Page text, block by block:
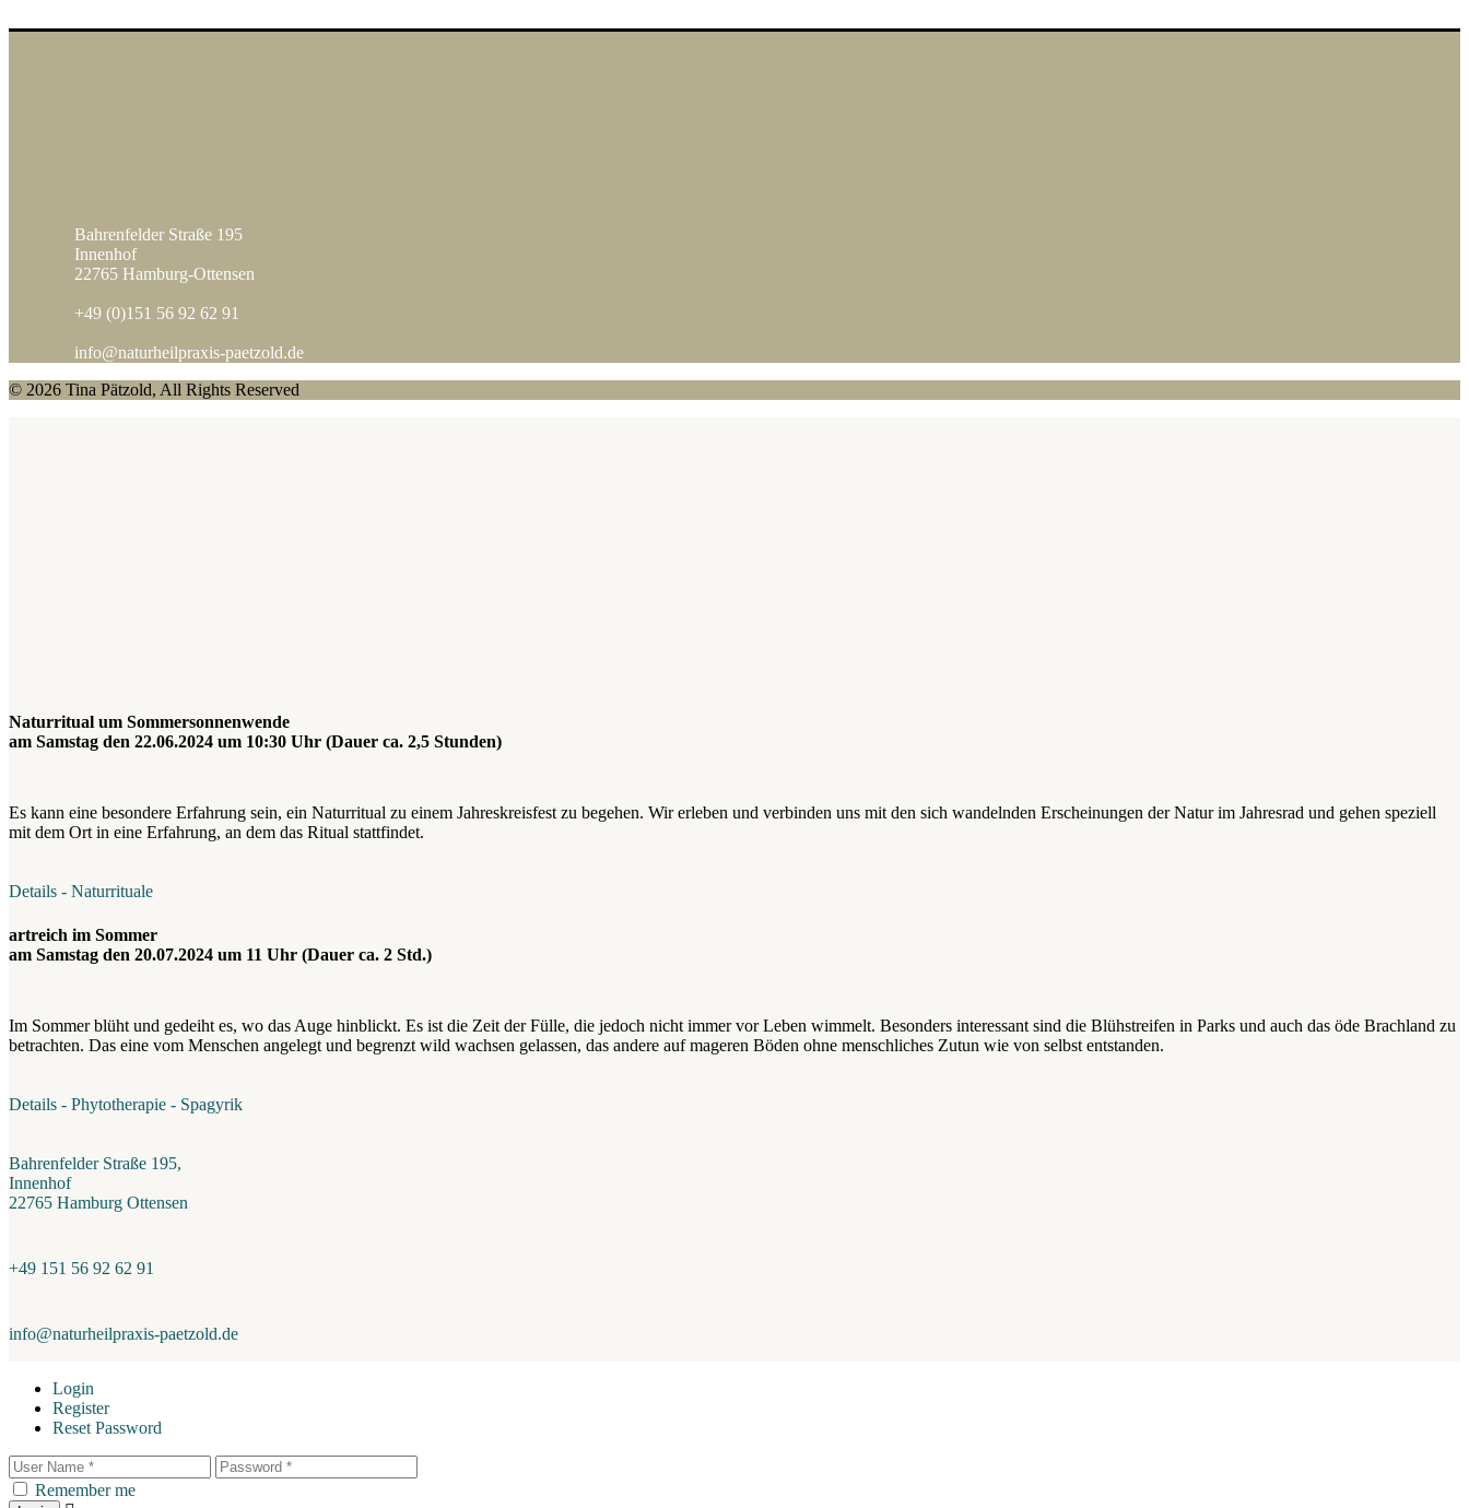
Bahrenfelder Straße 195
Innenhof
22765 Hamburg-Ottensen
+49 (0)151 56 92 62 91
info@naturheilpraxis-paetzold.de
© 2026 Tina Pätzold, All Rights Reserved
Naturritual um Sommersonnenwende
am Samstag den 22.06.2024 um 10:30 Uhr (Dauer ca. 2,5 Stunden)
Es kann eine besondere Erfahrung sein, ein Naturritual zu einem Jahreskreisfest zu begehen. Wir erleben und verbinden uns mit den sich wandelnden Erscheinungen der Natur im Jahresrad und gehen speziell
mit dem Ort in eine Erfahrung, an dem das Ritual stattfindet.
Details - Naturrituale
artreich im Sommer
am Samstag den 20.07.2024 um 11 Uhr (Dauer ca. 2 Std.)
Im Sommer blüht und gedeiht es, wo das Auge hinblickt. Es ist die Zeit der Fülle, die jedoch nicht immer vor Leben wimmelt. Besonders interessant sind die Blühstreifen in Parks und auch das öde Brachland zu
betrachten. Das eine vom Menschen angelegt und begrenzt wild wachsen gelassen, das andere auf mageren Böden ohne menschliches Zutun wie von selbst entstanden.
Details - Phytotherapie - Spagyrik
Bahrenfelder Straße 195,
Innenhof
22765 Hamburg Ottensen
+49 151 56 92 62 91
info@naturheilpraxis-paetzold.de
Login
Register
Reset Password
Remember me